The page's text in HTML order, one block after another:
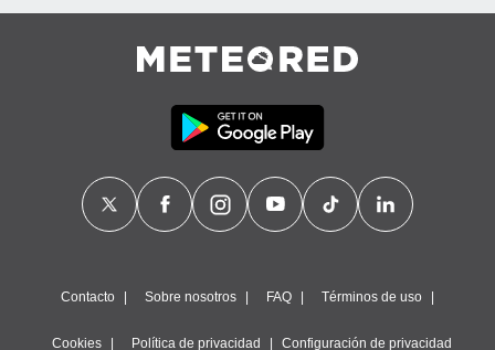
Contacto Sobre nosotros FAQ Términos de uso
Cookies Política de privacidad Configuración de privacidad